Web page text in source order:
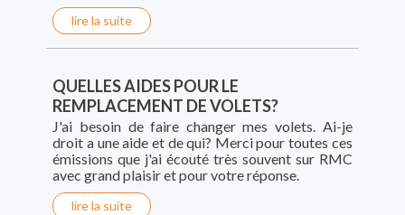
lire la suite
QUELLES AIDES POUR LE
REMPLACEMENT DE VOLETS?
J'ai besoin de faire changer mes volets. Ai-je
droit a une aide et de qui? Merci pour toutes ces
émissions que j'ai écouté très souvent sur RMC
avec grand plaisir et pour votre réponse.
lire la suite